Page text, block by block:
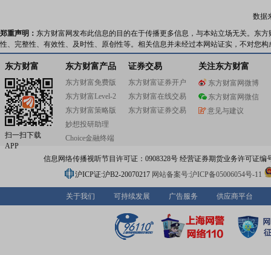
数据
郑重声明： 东方财富网发布此信息的目的在于传播更多信息，与本站立场无关。东
性、完整性、有效性、及时性、原创性等。相关信息并未经过本网站证实，不对您
东方财富
扫一扫下载
APP
东方财富产品
东方财富免费版
东方财富Level-2
东方财富策略版
妙想投研助理
Choice金融终端
证券交易
东方财富证券开户
东方财富在线交易
东方财富证券交易
关注东方财富
东方财富网微博
东方财富网微信
意见与建议
信息网络传播视听节目许可证：0908328号 经营证券期货业务许可证编
沪ICP证:沪B2-20070217 网站备案号:沪ICP备05006054号-11
关于我们 可持续发展 广告服务 供应商平台